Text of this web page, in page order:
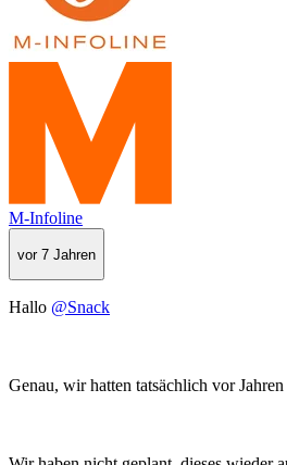
M-Infoline
vor 7 Jahren
Hallo @Snack
Genau, wir hatten tatsächlich vor